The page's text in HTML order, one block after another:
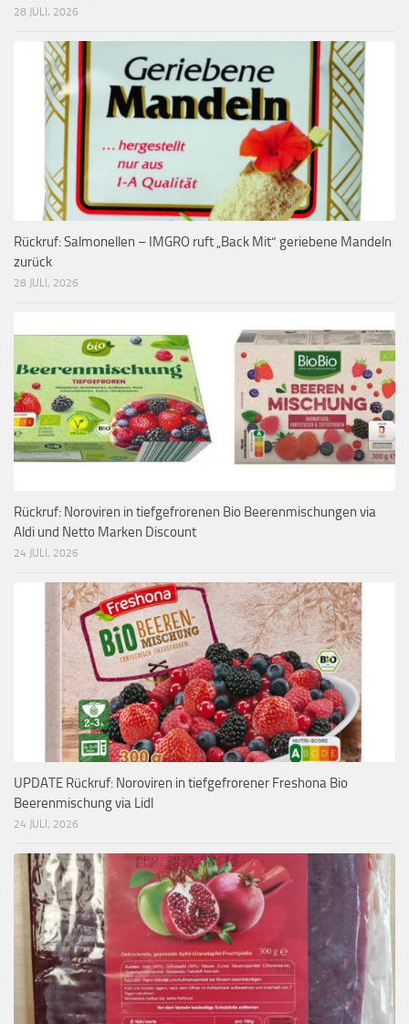
28 JULI, 2026
Rückruf: Salmonellen – IMGRO ruft „Back Mit“ geriebene Mandeln
zurück
28 JULI, 2026
Rückruf: Noroviren in tiefgefrorenen Bio Beerenmischungen via
Aldi und Netto Marken Discount
24 JULI, 2026
UPDATE Rückruf: Noroviren in tiefgefrorener Freshona Bio
Beerenmischung via Lidl
24 JULI, 2026